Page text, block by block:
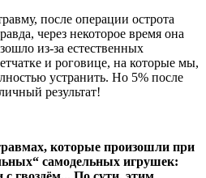
после операции острота
через некоторое время она
из-за естественных
и роговице, на которые мы,
устранить. Но 5% после
результат!
которые произошли при
самодельных игрушек: